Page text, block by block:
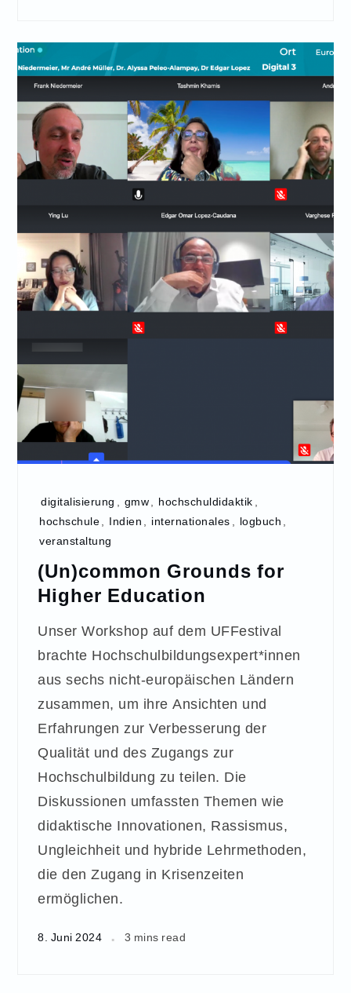
digitalisierung gmw hochschuldidaktik
hochschule
Indien internationales logbuch
veranstaltung
(Un)common Grounds for
Higher Education
Unser Workshop auf dem UFFestival
brachte Hochschulbildungsexpert*innen
aus sechs nicht-europäischen Ländern
zusammen, um ihre Ansichten und
Erfahrungen zur Verbesserung der
Qualität und des Zugangs zur
Hochschulbildung zu teilen. Die
Diskussionen umfassten Themen wie
didaktische Innovationen, Rassismus,
Ungleichheit und hybride Lehrmethoden,
die den Zugang in Krisenzeiten
ermöglichen.
8. Juni 2024 3 mins read